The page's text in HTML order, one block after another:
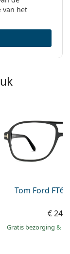
van het
Tom Ford
€
Gratis bezorging &